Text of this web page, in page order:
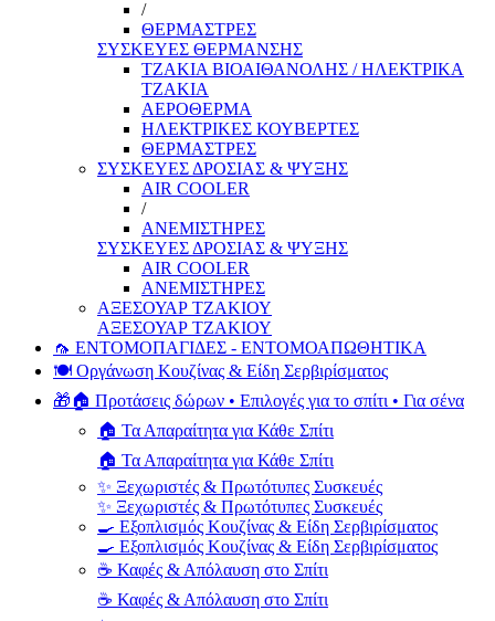
/
ΘΕΡΜΑΣΤΡΕΣ
ΣΥΣΚΕΥΕΣ ΘΕΡΜΑΝΣΗΣ
ΤΖΑΚΙΑ ΒΙΟΑΙΘΑΝΟΛΗΣ / ΗΛΕΚΤΡΙΚΑ
ΤΖΑΚΙΑ
ΑΕΡΟΘΕΡΜΑ
ΗΛΕΚΤΡΙΚΕΣ ΚΟΥΒΕΡΤΕΣ
ΘΕΡΜΑΣΤΡΕΣ
ΣΥΣΚΕΥΕΣ ΔΡΟΣΙΑΣ & ΨΥΞΗΣ
AIR COOLER
/
ΑΝΕΜΙΣΤΗΡΕΣ
ΣΥΣΚΕΥΕΣ ΔΡΟΣΙΑΣ & ΨΥΞΗΣ
AIR COOLER
ΑΝΕΜΙΣΤΗΡΕΣ
ΑΞΕΣΟΥΑΡ ΤΖΑΚΙΟΥ
ΑΞΕΣΟΥΑΡ ΤΖΑΚΙΟΥ
🦟 ΕΝΤΟΜΟΠΑΓΙΔΕΣ - ΕΝΤΟΜΟΑΠΩΘΗΤΙΚΑ
🍽️ Οργάνωση Κουζίνας & Είδη Σερβιρίσματος
🎁🏠 Προτάσεις δώρων • Επιλογές για το σπίτι • Για σένα
🏠 Τα Απαραίτητα για Κάθε Σπίτι
🏠 Τα Απαραίτητα για Κάθε Σπίτι
✨ Ξεχωριστές & Πρωτότυπες Συσκευές
✨ Ξεχωριστές & Πρωτότυπες Συσκευές
🍳 Εξοπλισμός Κουζίνας & Είδη Σερβιρίσματος
🍳 Εξοπλισμός Κουζίνας & Είδη Σερβιρίσματος
☕ Καφές & Απόλαυση στο Σπίτι
☕ Καφές & Απόλαυση στο Σπίτι